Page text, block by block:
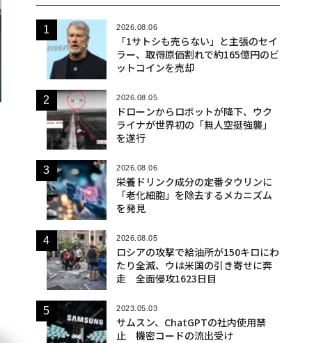
2026.08.06
「1サトシも売らない」と主張のセイ
ラー、取得原価割れで約165億円のビ
ットコインを売却
2026.08.05
ドローンからロボットが降下、ウク
ライナが世界初の「無人空挺強襲」
を遂行
2026.08.06
栄養ドリンク成分の定番タウリンに
「老化細胞」を除去するメカニズム
を発見
2026.08.05
ロシアの攻撃で給油所が150キロにわ
たり全滅、ウは米国の引き寄せに奔
走 全面侵攻1623日目
2023.05.03
サムスン、ChatGPTの社内使用禁
止 機密コードの流出受け